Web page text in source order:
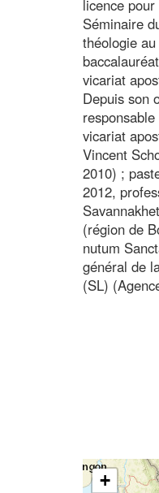
licence
Séminaire
théologie
vicariat
Depuis son
vicariat
Vincent
2010) ;
2012,
(région de
nutum
général de
(SL)
+